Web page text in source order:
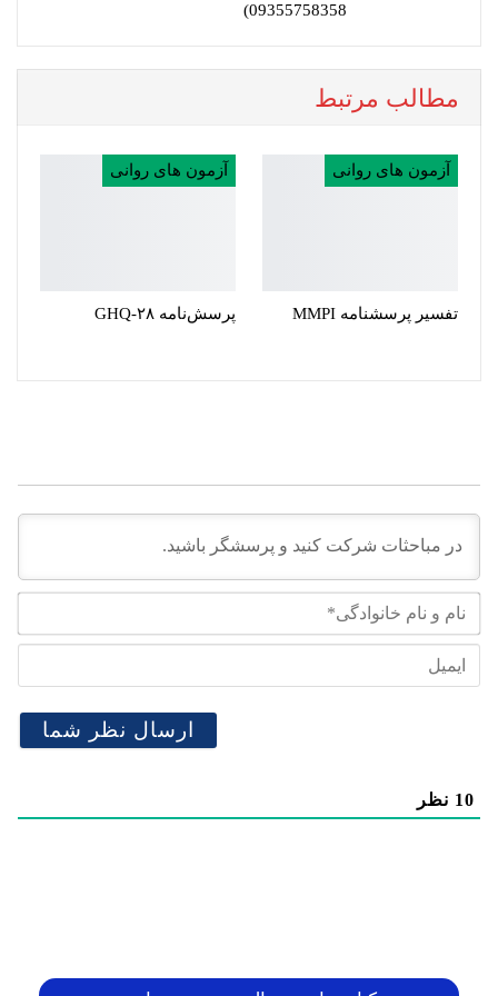
09355758358)
مطالب مرتبط
آزمون های روانی
تفسیر پرسشنامه MMPI
آزمون های روانی
پرسش‌نامه‌ GHQ-۲۸
10 نظر